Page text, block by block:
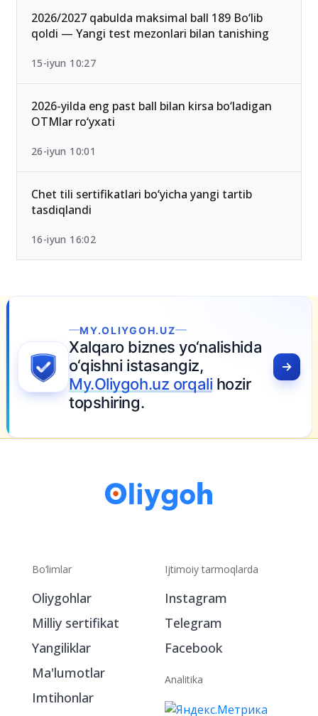
25-iyul 16:55
2026/2027 qabulda maksimal ball 189 Bo‘lib
qoldi — Yangi test mezonlari bilan tanishing
15-iyun 10:27
2026-yilda eng past ball bilan kirsa bo‘ladigan
OTMlar ro‘yxati
26-iyun 10:01
Chet tili sertifikatlari bo‘yicha yangi tartib
tasdiqlandi
Bo‘limlar Ijtimoiy tarmoqlarda
Instagram